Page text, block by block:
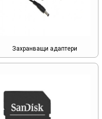
Захранващи адаптери